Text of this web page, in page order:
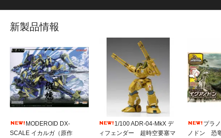
新製品情報
MODEROID DX-
SCALE イカルガ（原作
1/100 ADR-04-MkX デ
ィフェンダー 超時空要塞マ
プラ
ノドン 恐